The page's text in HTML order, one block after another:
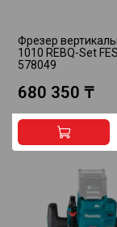
Фрезер
1010 REBQ-Set
578049
680 350 ₸